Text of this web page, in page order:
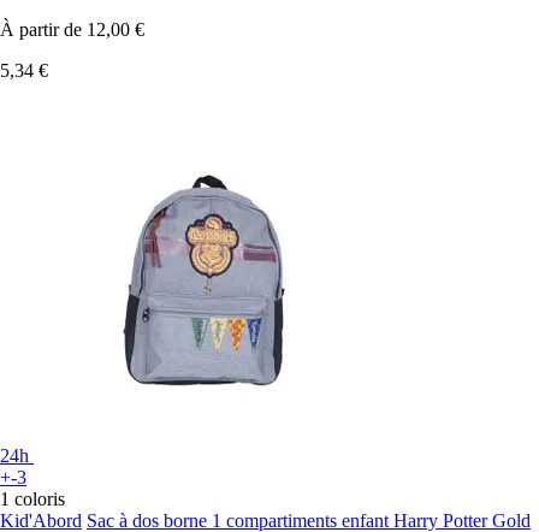
À partir de 12,00 €
5,34 €
24h
+-3
1 coloris
Kid'Abord Sac à dos borne 1 compartiments enfant Harry Potter Gold